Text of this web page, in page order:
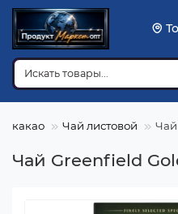
какао Чай листовой Чай
Чай Greenfield